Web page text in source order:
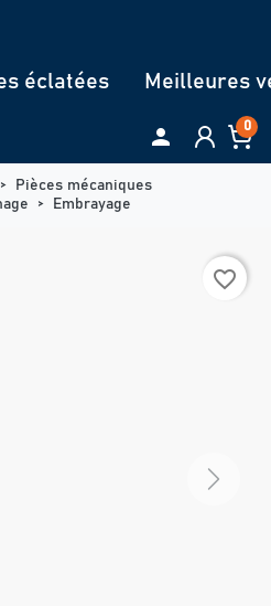
éclatées Meilleures
 0
Pièces mécaniques
Embrayage
favorite_border
Next